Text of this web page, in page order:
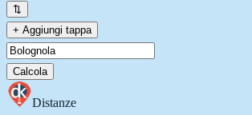
⇅
+ Aggiungi tappa
Calcola
Distanze